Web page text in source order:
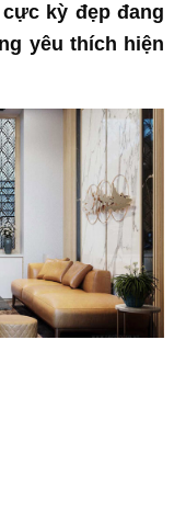
kỳ đẹp đang
yêu thích hiện